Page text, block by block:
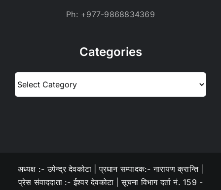
Ph: +977-9868834369
Categories
अध्यक्ष :- उपेन्द्र देवकोटा | प्रधान सम्पादक:- नारायण क्रान्ति |
प्रेस संवाददाता :- ईश्वर देवकोटा | सूचना विभाग दर्ता नं. 159 -